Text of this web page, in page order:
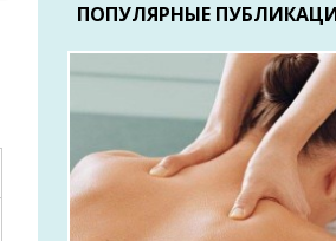
ПОПУЛЯРНЫЕ